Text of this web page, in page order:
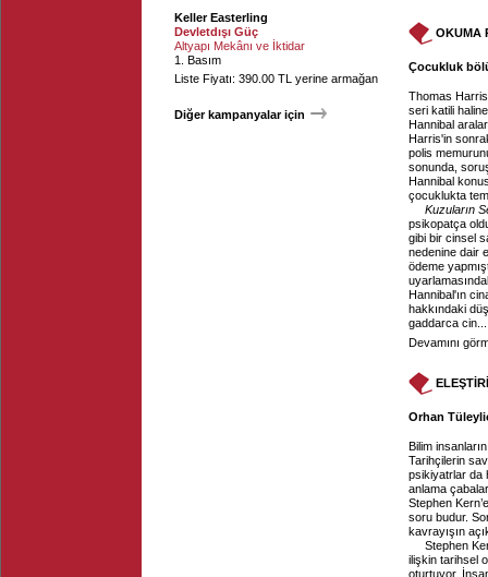
Keller Easterling
Devletdışı Güç
Altyapı Mekânı ve İktidar
1. Basım
Liste Fiyatı: 390.00 TL yerine armağan
Diğer kampanyalar için
OKUMA
Çocukluk
Thomas
seri katili
Hannibal
Harris'in
polis
sonunda,
Hannibal
çocuklukta
Kuzuların
psikopatça
gibi bir cinsel
nedenine dair
ödeme
Hannibal'ın
hakkındaki
gaddarca cin...
Devamını
Orhan
Bilim
Tarihçilerin
psikiyatrlar da
anlama
Stephen
soru budur.
kavrayışın
Stephen
ilişkin tarihsel
oturtuyor.